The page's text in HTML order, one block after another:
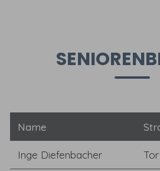
Name
Inge Diefenbacher